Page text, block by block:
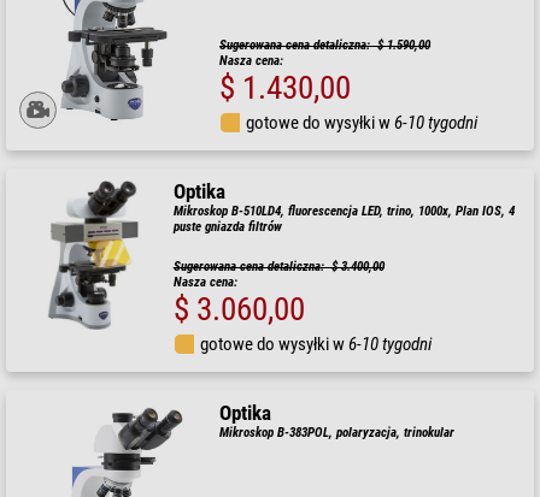
Sugerowana cena detaliczna: $ 1.590,00
Nasza cena:
$ 1.430,00
gotowe do wysyłki w6-10 tygodni
Optika
Mikroskop B-510LD4, fluorescencja LED, trino, 1000x, Plan IOS, 4
puste gniazda filtrów
Sugerowana cena detaliczna: $ 3.400,00
Nasza cena:
$ 3.060,00
gotowe do wysyłki w6-10 tygodni
Optika
Mikroskop B-383POL, polaryzacja, trinokular